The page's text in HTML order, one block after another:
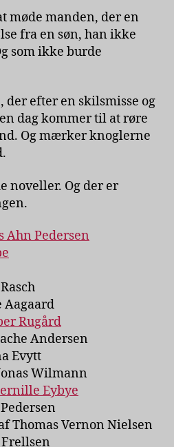
møde manden, der en
fra en søn, han ikke
som ikke burde
der efter en skilsmisse og
dag kommer til at røre
Og mærker knoglerne
noveller. Og der er
Ahn Pedersen
Aagaard
Rugård
Andersen
Evytt
Wilmann
Eybye
Thomas Vernon Nielsen